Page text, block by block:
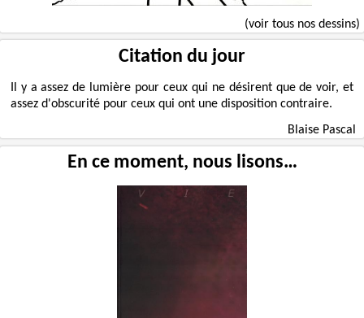
(voir tous nos dessins)
Citation du jour
Il y a assez de lumière pour ceux qui ne désirent que de voir, et
assez d'obscurité pour ceux qui ont une disposition contraire.
Blaise Pascal
En ce moment, nous lisons…